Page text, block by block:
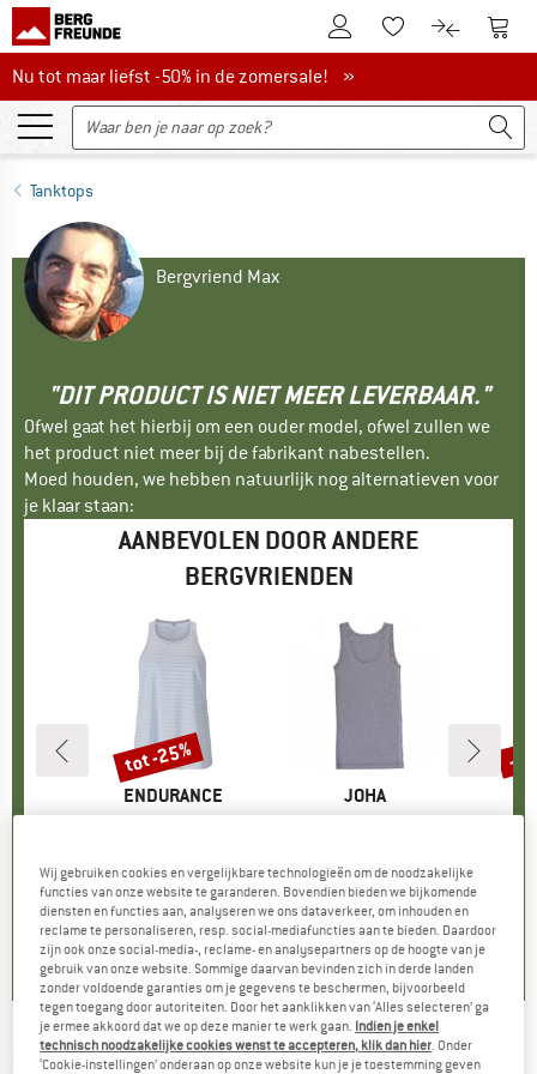
De klantenaccount
Naar deNaar de
Nu tot maar liefst -50% in de zomersale!
Nu tot maar liefst -50% in de zomersale! »
Tanktops
Bergvriend Max
"DIT PRODUCT IS NIET MEER LEVERBAAR."
Ofwel gaat het hierbij om een ouder model, ofwel zullen we
het product niet meer bij de fabrikant nabestellen.
Moed houden, we hebben natuurlijk nog alternatieven voor
je klaar staan:
AANBEVOLEN DOOR ANDERE
BERGVRIENDEN
II Tank
prijs
MERK
ENDURANCE
€ 19,95 Verlaagde prijs
vanaf € 14,96
5,0(6)
Korting
tot -25%
MERK
JOHA
Prijs
€ 40,80
5,0(1)
Women's
-
QUIKSILVER -Comp Logo Tank - Tanktop
Wij gebruiken cookies en vergelijkbare technologieën om de noodzakelijke
functies van onze website te garanderen. Bovendien bieden we bijkomende
diensten en functies aan, analyseren we ons dataverkeer, om inhouden en
reclame te personaliseren, resp. social-mediafuncties aan te bieden. Daardoor
zijn ook onze social-media-, reclame- en analysepartners op de hoogte van je
gebruik van onze website. Sommige daarvan bevinden zich in derde landen
zonder voldoende garanties om je gegevens te beschermen, bijvoorbeeld
tegen toegang door autoriteiten. Door het aanklikken van ‘Alles selecteren’ ga
je ermee akkoord dat we op deze manier te werk gaan. Indien je enkel
technisch noodzakelijke cookies wenst te accepteren, klik dan hier . Onder
‘Cookie-instellingen’ onderaan op onze website kun je je toestemming geven